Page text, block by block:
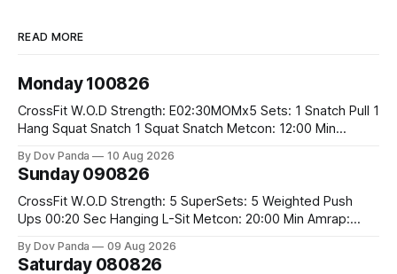
READ MORE
Monday 100826
CrossFit W.O.D Strength: E02:30MOMx5 Sets: 1 Snatch Pull 1
Hang Squat Snatch 1 Squat Snatch Metcon: 12:00 Min
#2x32/24kg CrossFit Endurance E04:00MOMx6 Alternating
Rounds: 1.) 400M Run Into AMRAP: 15 WallBall Shots
#10/6kg 12
By Dov Panda 10 Aug 2026
Sunday 090826
CrossFit W.O.D Strength: 5 SuperSets: 5 Weighted Push
Ups 00:20 Sec Hanging L-Sit Metcon: 20:00 Min Amrap:
Burpee Box Jumps #60/50cm CrossFit Strength Part A:
By Dov Panda 09 Aug 2026
Saturday 080826